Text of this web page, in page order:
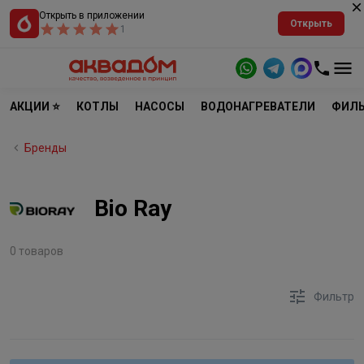
Открыть в приложении
1
Открыть
АКЦИИ ⭐ КОТЛЫ НАСОСЫ ВОДОНАГРЕВАТЕЛИ
Бренды
Bio Ray
0 товаров
Фильтр